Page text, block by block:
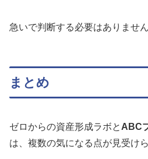
急いで判断する必要はありません
まとめ
ゼロからの資産形成ラボと ABC
は、複数の気になる点が見受けら